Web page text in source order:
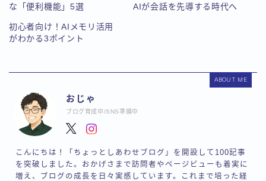
な「便利機能」5選
AIが会話を先導する時代へ
初心者向け！AIメモリ活用
がわかる3ポイント
ABOUT ME
おじゃ
ブログ育成中/SNS準備中
こんにちは！「ちょっとしあわせブログ」を開設して100記事
を突破しました。おかげさまで訪問者やページビューも着実に
増え、ブログの成長を日々実感しています。これまで培った経